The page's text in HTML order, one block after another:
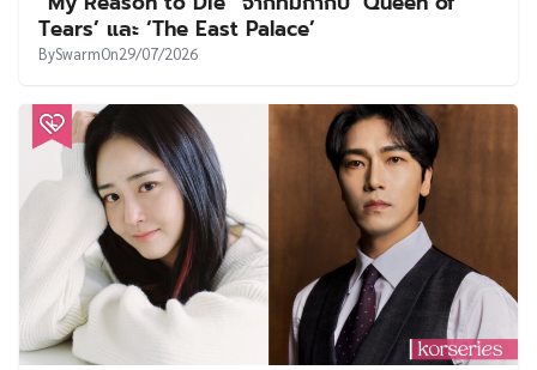
Tears’ และ ‘The East Palace’
BySwarmOn29/07/2026